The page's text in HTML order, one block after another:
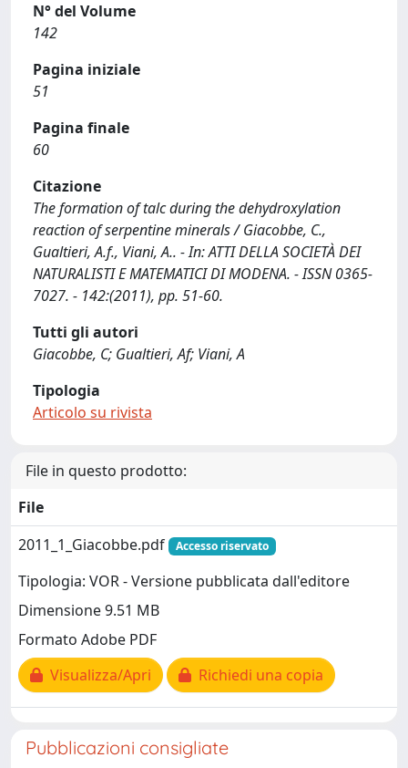
N° del Volume
142
Pagina iniziale
51
Pagina finale
60
Citazione
The formation of talc during the dehydroxylation
reaction of serpentine minerals / Giacobbe, C.,
Gualtieri, A.f., Viani, A.. - In: ATTI DELLA SOCIETÀ DEI
NATURALISTI E MATEMATICI DI MODENA. - ISSN 0365-
7027. - 142:(2011), pp. 51-60.
Tutti gli autori
Giacobbe, C; Gualtieri, Af; Viani, A
Tipologia
Articolo su rivista
File in questo prodotto:
File
2011_1_Giacobbe.pdf
Accesso riservato
Tipologia: VOR - Versione pubblicata dall'editore
Dimensione 9.51 MB
Formato Adobe PDF
Visualizza/Apri
Richiedi una copia
Pubblicazioni consigliate